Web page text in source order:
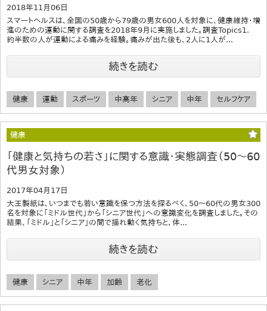
2018年11月06日
スマートヘルスは、全国の50歳から79歳の男女600人を対象に、健康維持・増
進のための運動に関する調査を2018年9月に実施しました。調査Topics1.
約半数の人が運動による痛みを経験。痛みが出た後も、2人に1人が...
続きを読む
健康 運動 スポーツ 中高年 シニア 中年 セルフケア
健康
「健康と気持ちの若さ」に関する意識・実態調査（50～60
代男女対象）
2017年04月17日
大王製紙は、いつまでも若い意識を保つ方法を探るべく、50～60代の男女300
名を対象に「ミドル世代」から「シニア世代」への意識変化を調査しました。その
結果、「ミドル」と「シニア」の間で揺れ動く気持ちと、体...
続きを読む
健康 シニア 中年 加齢 老化